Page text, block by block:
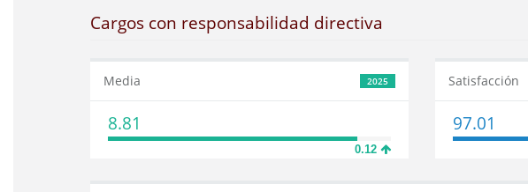
Cargos con responsabilidad directiva
2025
Media
8.81
0.12
Satisfacción
97.01